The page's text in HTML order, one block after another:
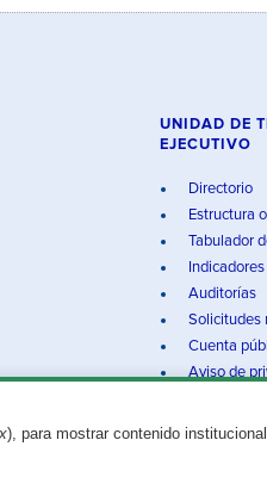
), para mostrar contenido
UNIDAD DE
EJECUTIVO
Directorio
Estructura
Tabulador
Auditorías
Solicitudes
Cuenta
Aviso de
Gobierno del Estado de